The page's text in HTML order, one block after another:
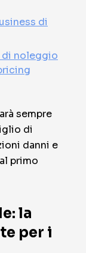
di
di noleggio
sempre
di
danni e
primo
la
per i